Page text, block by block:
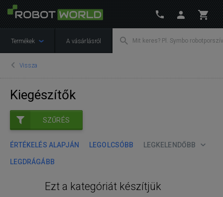
Termékek A vásárlásról
Vissza
Kiegészítők
SZŰRÉS
ÉRTÉKELÉS ALAPJÁN LEGOLCSÓBB LEGKELENDŐBB
LEGDRÁGÁBB
Ezt a kategóriát készítjük